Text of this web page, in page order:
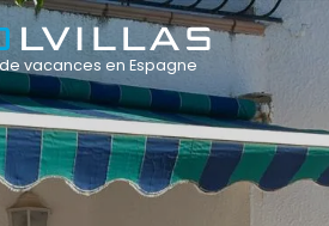
vacances en Espagne